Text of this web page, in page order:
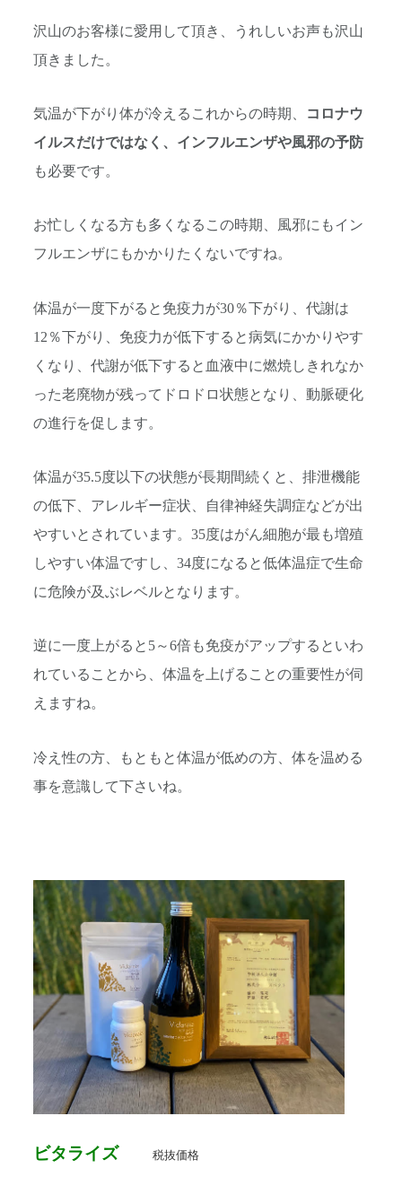
沢山のお客様に愛用して頂き、うれしいお声も沢山
頂きました。
気温が下がり体が冷えるこれからの時期、
コロナウ
イルスだけではなく、インフルエンザや風邪の予防
も必要です。
お忙しくなる方も多くなるこの時期、風邪にもイン
フルエンザにもかかりたくないですね。
体温が一度下がると免疫力が30％下がり、代謝は
12％下がり、免疫力が低下すると病気にかかりやす
くなり、代謝が低下すると血液中に燃焼しきれなか
った老廃物が残ってドロドロ状態となり、動脈硬化
の進行を促します。
体温が35.5度以下の状態が長期間続くと、排泄機能
の低下、アレルギー症状、自律神経失調症などが出
やすいとされています。35度はがん細胞が最も増殖
しやすい体温ですし、34度になると低体温症で生命
に危険が及ぶレベルとなります。
逆に一度上がると5～6倍も免疫がアップするといわ
れていることから、体温を上げることの重要性が伺
えますね。
冷え性の方、もともと体温が低めの方、体を温める
事を意識して下さいね。
ビタライズ 税抜価格